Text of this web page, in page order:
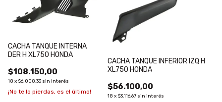
CACHA TANQUE INTERNA
DER H XL750 HONDA
$108.150,00
18 x $6.008,33 sin interés
¡No te lo pierdas, es el último!
CACHA TANQUE INFERIOR IZQ H
XL750 HONDA
$56.100,00
18 x $3.116,67 sin interés